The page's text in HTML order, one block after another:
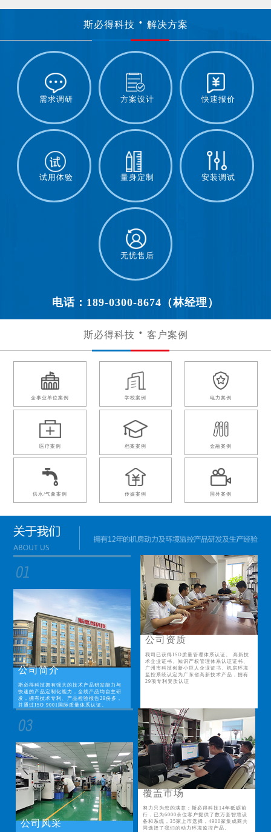
斯必得科技 解决方案
需求调研 方案设计 快速报价
试用体验 量身定制 安装调试
无忧售后
电话：189-0300-8674（林经理）
斯必得科技 客户案例
企事业单位案例 学校案例 电力案例
医疗案例 档案案例 金融案例
供水/气象案例 传媒案例 国外案例
公司简介
斯必得科技拥有强大的技术产品研发能力与
快速的产品定制化能力，全线产品均自主研
发，拥有技术专利、产品检验报告29份多，
并通过ISO 9001国际质量体系认证。
公司资质
我司已获得ISO质量管理体系认证、 高新技
术企业证书、知识产权管理体系认证证书、
广州市科技创新小巨人企业证书、机房环境
监控系统认定为广东省高新技术产品，拥有
29项专利资质认证
公司风采
覆盖市场
努力只为您的满意；斯必得科技14年砥砺前
行，已为6000余位客户提供了数万套智慧设
备和系统，35家上市选择，4900家集成商共
同选择了我们的动力环境监控产品。